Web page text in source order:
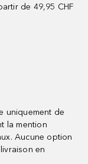
de 49,95 CHF
uniquement de
la mention
Aucune option
en